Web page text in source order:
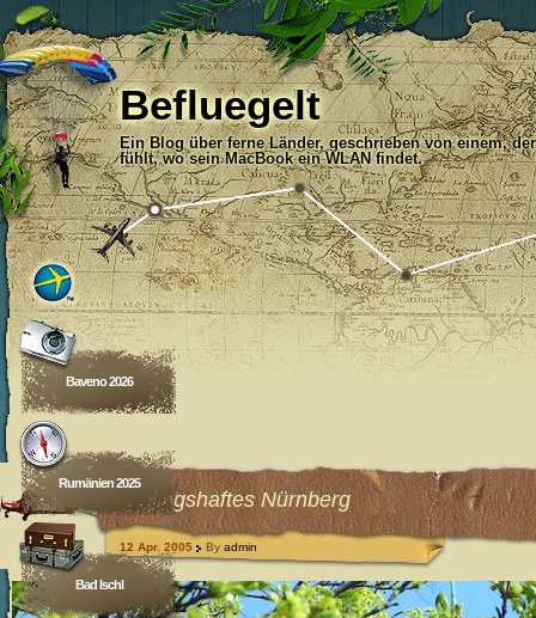
Befluegelt
Ein Blog über ferne Länder, geschrieben von einem,
fühlt, wo sein MacBook ein WLAN findet.
Baveno 2026
Rumänien 2025
Bad Ischl
Frühlingshaftes Nürnberg
12 Apr. 2005 By admin